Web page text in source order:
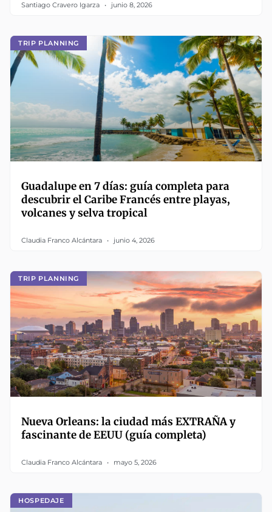
Santiago Cravero Igarza junio 8, 2026
TRIP PLANNING
Guadalupe en 7 días: guía completa para
descubrir el Caribe Francés entre playas,
volcanes y selva tropical
Claudia Franco Alcántara junio 4, 2026
TRIP PLANNING
Nueva Orleans: la ciudad más EXTRAÑA y
fascinante de EEUU (guía completa)
Claudia Franco Alcántara mayo 5, 2026
HOSPEDAJE